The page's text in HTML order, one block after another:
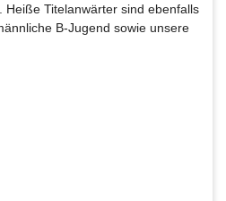
Heiße Titelanwärter sind ebenfalls
B-Jugend sowie unsere